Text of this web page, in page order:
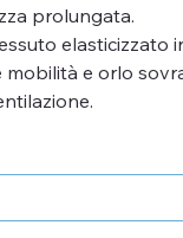
prolungata.
elasticizzato
mobilità e orlo